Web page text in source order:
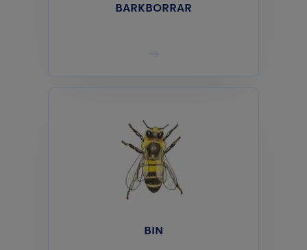
BARKBORRAR
BIN